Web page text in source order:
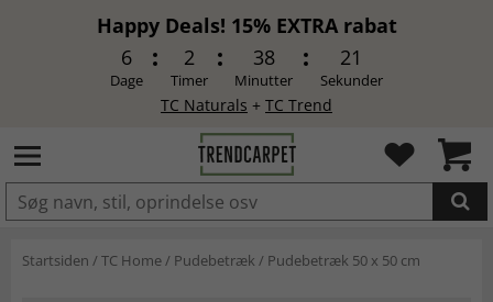
Happy Deals! 15% EXTRA rabat
6
Dage
2
Timer
38
Minutter
20
Sekunder
TC Naturals + TC Trend
LAGT I INDKØBSKURVEN.
Startsiden /TC Home/ Pudebetræk / Pudebetræk 50 x 50 cm